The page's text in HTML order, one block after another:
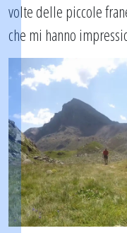
volte delle piccole
che mi hanno